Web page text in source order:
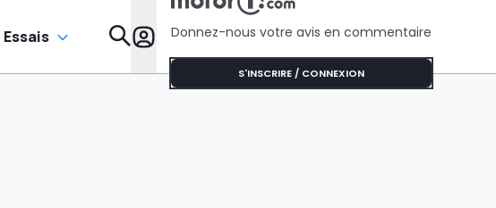
Essais Donnez-nous votre avis en commentaire
S'INSCRIRE / CONNEXION